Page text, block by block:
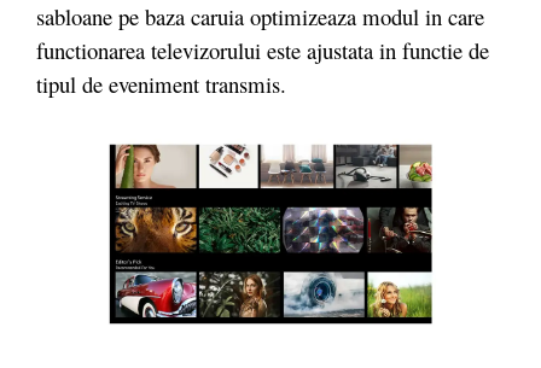
sabloane pe baza caruia optimizeaza modul in care
functionarea televizorului este ajustata in functie de
tipul de eveniment transmis.